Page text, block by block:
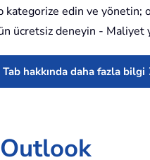
kategorize edin ve yönetin;
ücretsiz deneyin - Maliyet
hakkında daha fazla bilgi